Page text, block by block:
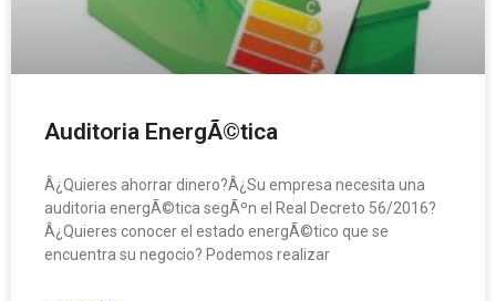
Auditoria EnergÃ©tica
Â¿Quieres ahorrar dinero?Â¿Su empresa necesita una
auditoria energÃ©tica segÃºn el Real Decreto 56/2016?
Â¿Quieres conocer el estado energÃ©tico que se
encuentra su negocio? Podemos realizar